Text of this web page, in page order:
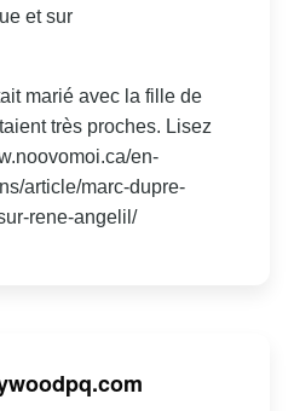
et sur
marié avec la fille de
très proches. Lisez
en-
article/marc-dupre-
rene-angelil/